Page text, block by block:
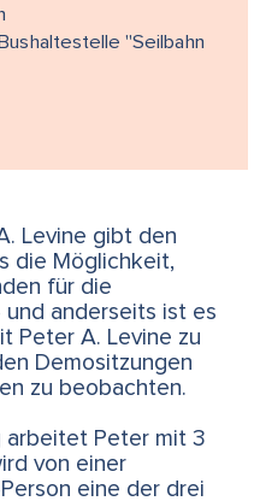
"Seilbahn
Levine gibt den
die Möglichkeit,
für die
und anderseits ist es
Peter A. Levine zu
Demositzungen
zu beobachten.
arbeitet Peter mit 3
von einer
eine der drei